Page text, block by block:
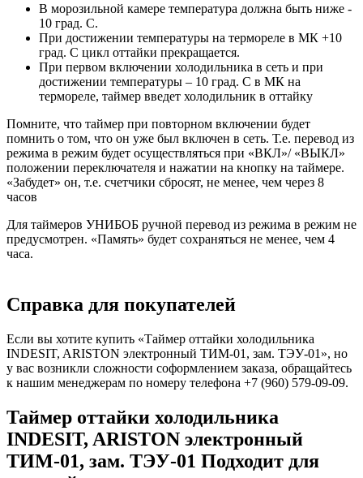
В морозильной камере температура должна быть ниже -
10 град. С.
При достижении температуры на термореле в МК +10
град. С цикл оттайки прекращается.
При первом включении холодильника в сеть и при
достижении температуры – 10 град. С в МК на
термореле, таймер введет холодильник в оттайку
Помните, что таймер при повторном включении будет
помнить о том, что он уже был включен в сеть. Т.е. перевод из
режима в режим будет осуществляться при «ВКЛ»/ «ВЫКЛ»
положении переключателя и нажатии на кнопку на таймере.
«Забудет» он, т.е. счетчики сбросят, не менее, чем через 8
часов
Для таймеров УНИБОБ ручной перевод из режима в режим не
предусмотрен. «Память» будет сохраняться не менее, чем 4
часа.
Справка для покупателей
Если вы хотите купить «Таймер оттайки холодильника
INDESIT, ARISTON электронный ТИМ-01, зам. ТЭУ-01», но
у вас возникли сложности соформлением заказа, обращайтесь
к нашим менеджерам по номеру телефона +7 (960) 579-09-09.
Таймер оттайки холодильника
INDESIT, ARISTON электронный
ТИМ-01, зам. ТЭУ-01 Подходит для